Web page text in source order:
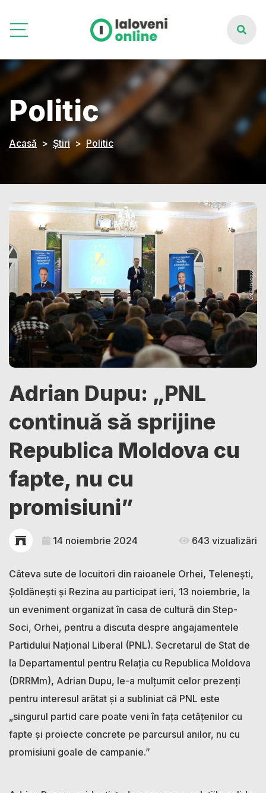
Politic
Acasă Știri Politic
Adrian Dupu: „PNL
continuă să sprijine
Republica Moldova cu
fapte, nu cu
promisiuni”
14 noiembrie 2024 643 vizualizări
Câteva sute de locuitori din raioanele Orhei, Telenești,
Șoldănești și Rezina au participat ieri, 13 noiembrie, la
un eveniment organizat în casa de cultură din Step-
Soci, Orhei, pentru a discuta despre angajamentele
Partidului Național Liberal (PNL). Secretarul de Stat de
la Departamentul pentru Relația cu Republica Moldova
(DRRMm), Adrian Dupu, le-a mulțumit celor prezenți
pentru interesul arătat și a subliniat că PNL este
„singurul partid care poate veni în fața cetățenilor cu
fapte și proiecte concrete pe parcursul anilor, nu cu
promisiuni goale de campanie.”